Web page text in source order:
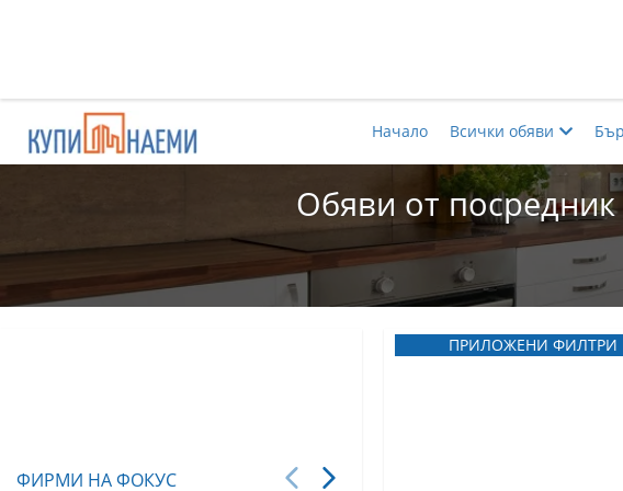
Начало Всички обяви
Обяви от
ФИРМИ НА ФОКУС
ПРИЛОЖЕНИ ФИЛТРИ